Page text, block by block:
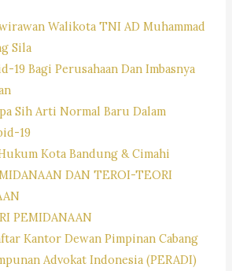
Walikota TNI AD Muhammad
Sila
19 Bagi Perusahaan Dan Imbasnya
Sih Arti Normal Baru Dalam
19
Kota Bandung & Cimahi
DAN TEROI-TEORI
PEMIDANAAN
Kantor Dewan Pimpinan Cabang
Advokat Indonesia (PERADI)